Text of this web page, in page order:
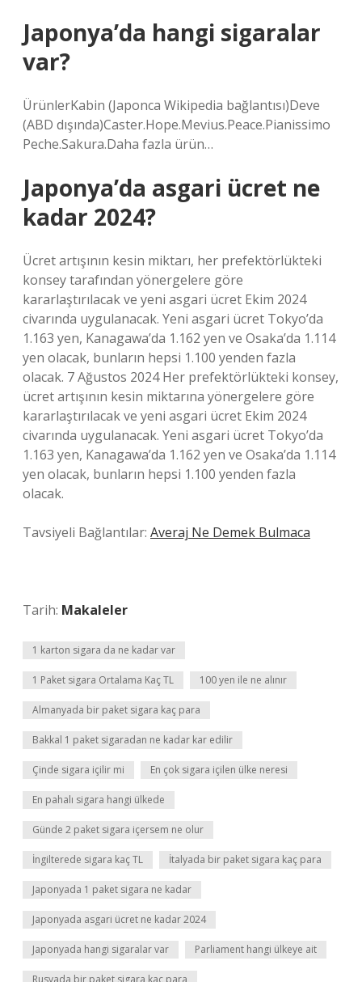
Japonya’da hangi sigaralar
var?
ÜrünlerKabin (Japonca Wikipedia bağlantısı)Deve
(ABD dışında)Caster.Hope.Mevius.Peace.Pianissimo
Peche.Sakura.Daha fazla ürün…
Japonya’da asgari ücret ne
kadar 2024?
Ücret artışının kesin miktarı, her prefektörlükteki
konsey tarafından yönergelere göre
kararlaştırılacak ve yeni asgari ücret Ekim 2024
civarında uygulanacak. Yeni asgari ücret Tokyo’da
1.163 yen, Kanagawa’da 1.162 yen ve Osaka’da 1.114
yen olacak, bunların hepsi 1.100 yenden fazla
olacak. 7 Ağustos 2024 Her prefektörlükteki konsey,
ücret artışının kesin miktarına yönergelere göre
kararlaştırılacak ve yeni asgari ücret Ekim 2024
civarında uygulanacak. Yeni asgari ücret Tokyo’da
1.163 yen, Kanagawa’da 1.162 yen ve Osaka’da 1.114
yen olacak, bunların hepsi 1.100 yenden fazla
olacak.
Tavsiyeli Bağlantılar: Averaj Ne Demek Bulmaca
Tarih: Makaleler
1 karton sigara da ne kadar var
1 Paket sigara Ortalama Kaç TL 100 yen ile ne alınır
Almanyada bir paket sigara kaç para
Bakkal 1 paket sigaradan ne kadar kar edilir
Çinde sigara içilir mi En çok sigara içilen ülke neresi
En pahalı sigara hangi ülkede
Günde 2 paket sigara içersem ne olur
İngilterede sigara kaç TL İtalyada bir paket sigara kaç para
Japonyada 1 paket sigara ne kadar
Japonyada asgari ücret ne kadar 2024
Japonyada hangi sigaralar var Parliament hangi ülkeye ait
Rusyada bir paket sigara kaç para